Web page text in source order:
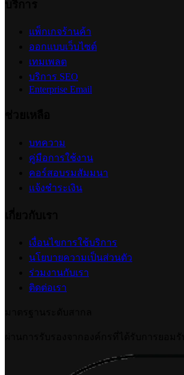
ปรับแต่งการแสดงผลคูปอง (Coupon Display)
2026-07-24 17:50:54